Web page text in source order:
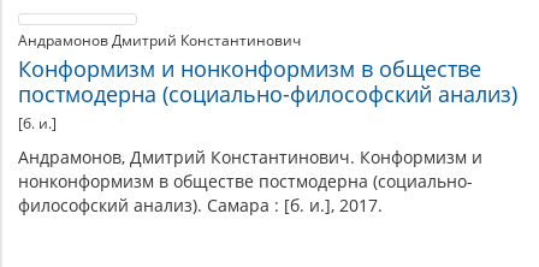
Андрамонов Дмитрий Константинович
Конформизм и нонконформизм в обществе
постмодерна (социально-философский анализ)
[б. и.]
Андрамонов, Дмитрий Константинович. Конформизм и
нонконформизм в обществе постмодерна (социально-
философский анализ). Самара : [б. и.], 2017.